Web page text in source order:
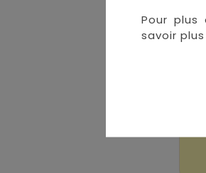
Pour plus
savoir plus